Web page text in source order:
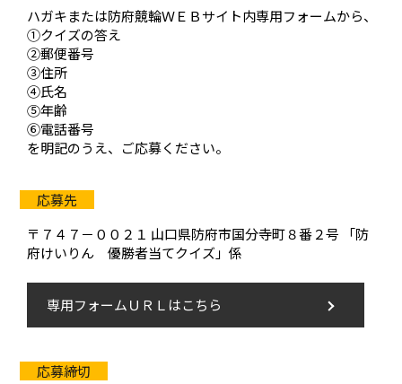
ハガキまたは防府競輪ＷＥＢサイト内専用フォームから、
①クイズの答え
②郵便番号
③住所
④氏名
⑤年齢
⑥電話番号
を明記のうえ、ご応募ください。
〒７４７－００２１ 山口県防府市国分寺町８番２号 「防
府けいりん 優勝者当てクイズ」係
専用フォームＵＲＬはこちら